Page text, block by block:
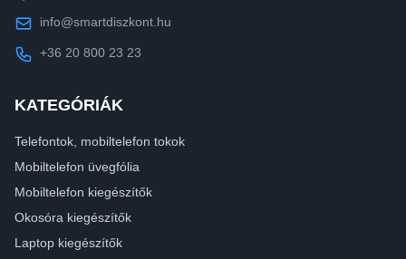
info@smartdiszkont.hu
+36 20 800 23 23
KATEGÓRIÁK
Telefontok, mobiltelefon tokok
Mobiltelefon üvegfólia
Mobiltelefon kiegészítők
Okosóra kiegészítők
Laptop kiegészítők